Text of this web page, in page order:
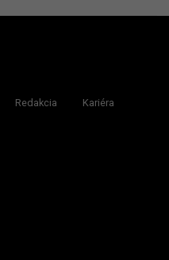
Redakcia Kariéra